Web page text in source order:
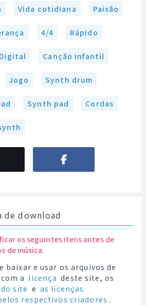
Vida cotidiana Paixão
4/4 Rápido
Digital Canção infantil
Jogo Synth drum
Synth pad Cordas
de download
os seguintes itens antes de
de música.
baixar e usar os arquivos de
a licença deste site, os
site e as licenças
respectivos criadores .